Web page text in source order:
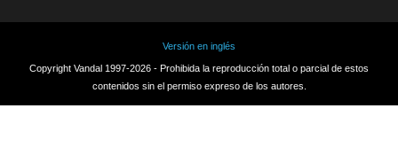
Versión en inglés
Copyright Vandal 1997-2026 - Prohibida la reproducción total o parcial de estos
contenidos sin el permiso expreso de los autores.